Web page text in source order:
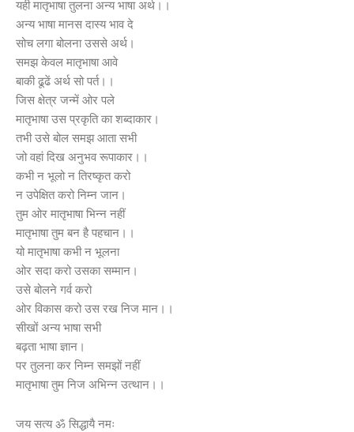
यही मातृभाषा तुलना अन्य भाषा अर्थ।।
अन्य भाषा मानस दास्य भाव दे
सोच लगा बोलना उससे अर्थ।
समझ केवल मातृभाषा आवे
बाकी ढूढें अर्थ सो पर्त।।
जिस क्षेत्र जन्में ओर पले
मातृभाषा उस प्रकृति का शब्दाकार।
तभी उसे बोल समझ आता सभी
जो वहां दिख अनुभव रूपाकार।।
कभी न भूलो न तिरष्कृत करो
न उपेक्षित करो निम्न जान।
तुम ओर मातृभाषा भिन्न नहीं
मातृभाषा तुम बन है पहचान।।
यो मातृभाषा कभी न भूलना
ओर सदा करो उसका सम्मान।
उसे बोलने गर्व करो
ओर विकास करो उस रख निज मान।।
सीखों अन्य भाषा सभी
बढ़ता भाषा ज्ञान।
पर तुलना कर निम्न समझों नहीं
मातृभाषा तुम निज अभिन्न उत्थान।।
जय सत्य ॐ सिद्धायै नमः